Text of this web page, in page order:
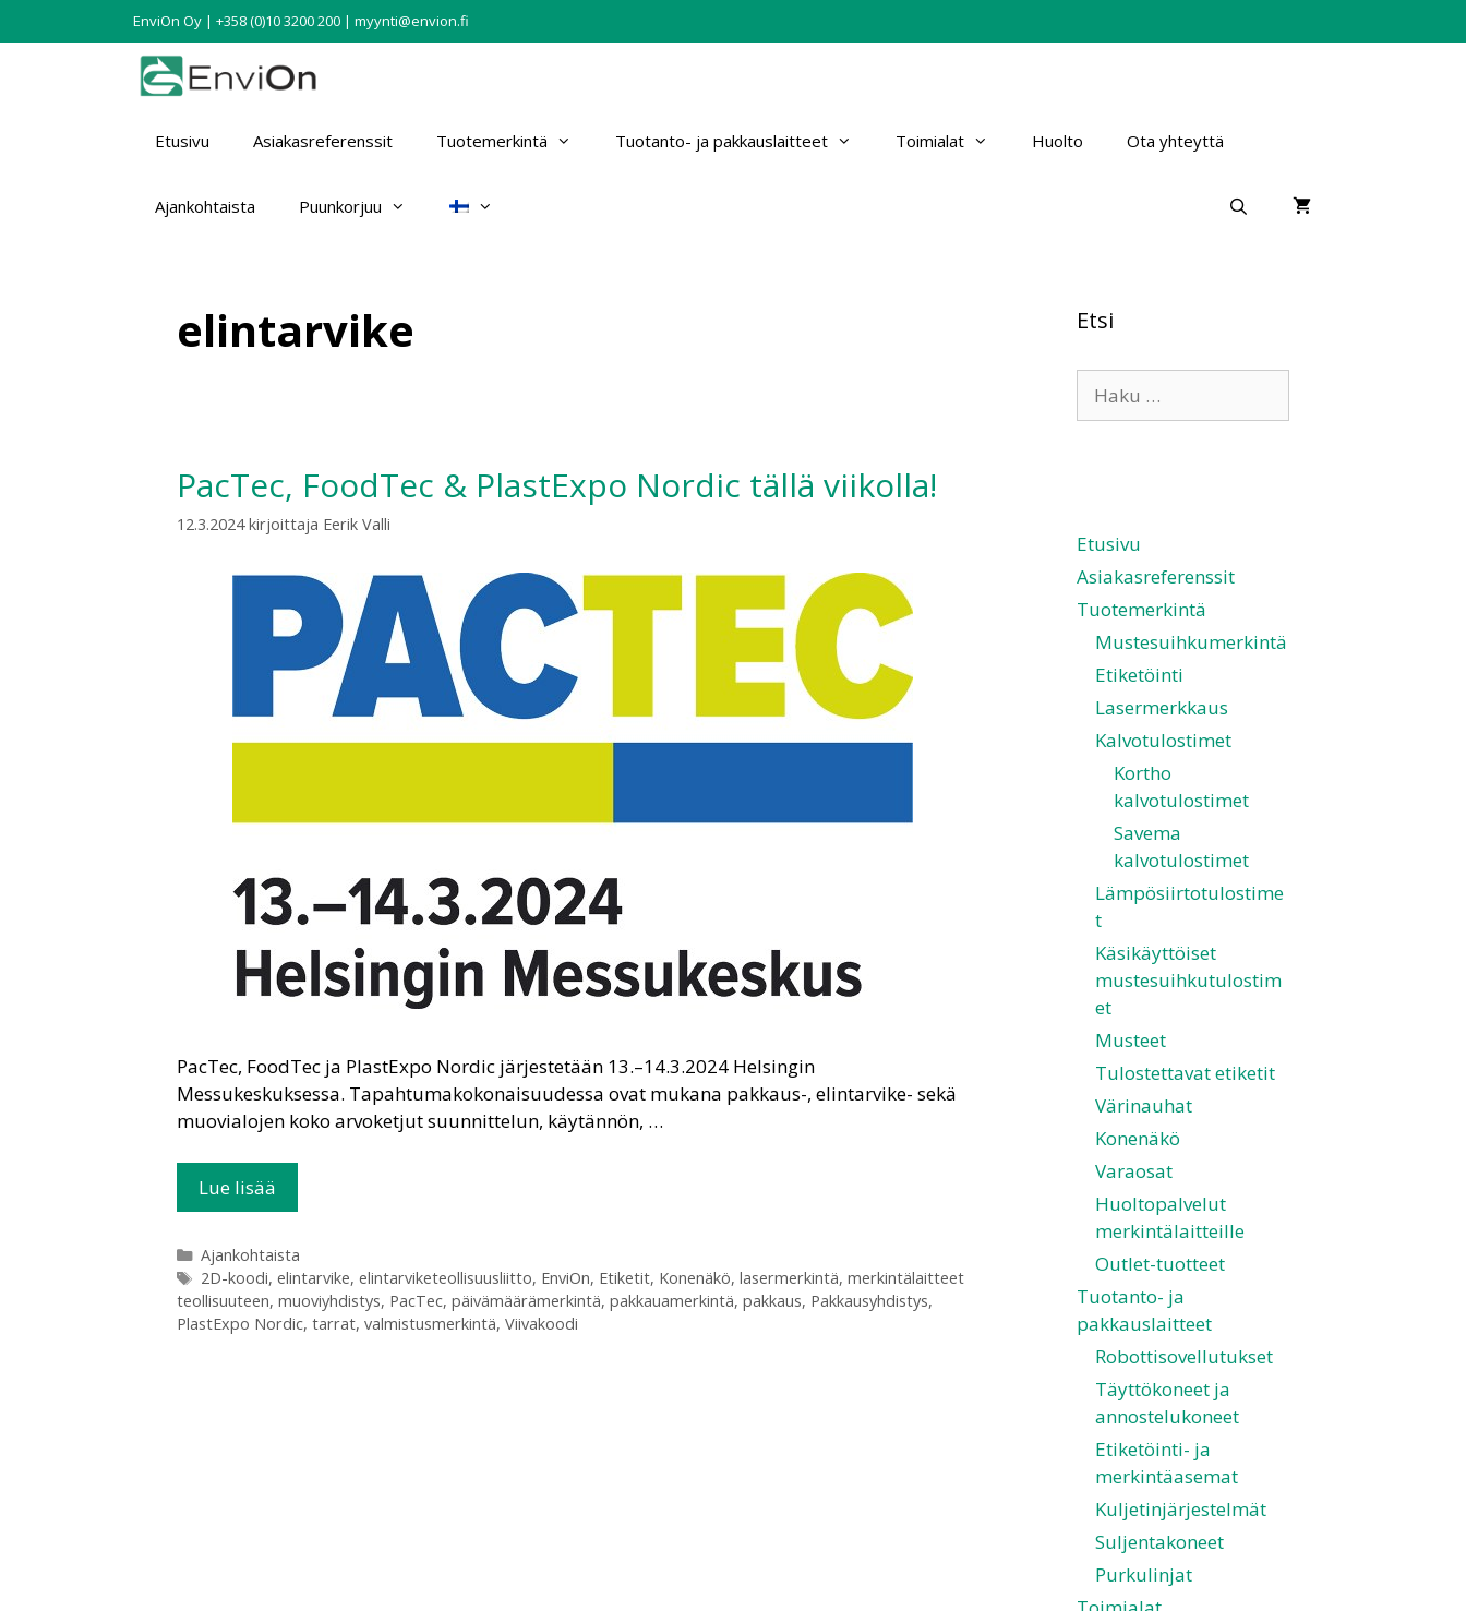
EnviOn Oy | +358 (0)10 3200 200 | myynti@envion.fi
Etusivu Asiakasreferenssit Tuotemerkintä Tuotanto- ja pakkauslaitteet Toimialat Huolto Ota yhteyttä
Ajankohtaista Puunkorjuu
elintarvike
PacTec, FoodTec & PlastExpo Nordic tällä viikolla!
12.3.2024 kirjoittaja Eerik Valli
PacTec, FoodTec ja PlastExpo Nordic järjestetään 13.–14.3.2024 Helsingin
Messukeskuksessa. Tapahtumakokonaisuudessa ovat mukana pakkaus-, elintarvike- sekä
muovialojen koko arvoketjut suunnittelun, käytännön, …
Lue lisää
Ajankohtaista
2D-koodi, elintarvike, elintarviketeollisuusliitto, EnviOn, Etiketit, Konenäkö, lasermerkintä, merkintälaitteet
teollisuuteen, muoviyhdistys, PacTec, päivämäärämerkintä, pakkauamerkintä, pakkaus, Pakkausyhdistys,
PlastExpo Nordic, tarrat, valmistusmerkintä, Viivakoodi
Etsi
Etusivu
Asiakasreferenssit
Tuotemerkintä
Mustesuihkumerkintä
Etiketöinti
Lasermerkkaus
Kalvotulostimet
Kortho
kalvotulostimet
Savema
kalvotulostimet
Lämpösiirtotulostime
t
Käsikäyttöiset
mustesuihkutulostim
et
Musteet
Tulostettavat etiketit
Värinauhat
Konenäkö
Varaosat
Huoltopalvelut
merkintälaitteille
Outlet-tuotteet
Tuotanto- ja
pakkauslaitteet
Robottisovellutukset
Täyttökoneet ja
annostelukoneet
Etiketöinti- ja
merkintäasemat
Kuljetinjärjestelmät
Suljentakoneet
Purkulinjat